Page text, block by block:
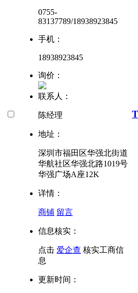
0755-
83137789/18938923845
手机：
18938923845
询价：
联系人：
陈经理
地址：
深圳市福田区华强北街道
华航社区华强北路1019号
华强广场A座12K
详情：
商铺 留言
信息核实：
点击 爱企查 核实工商信
息
更新时间：